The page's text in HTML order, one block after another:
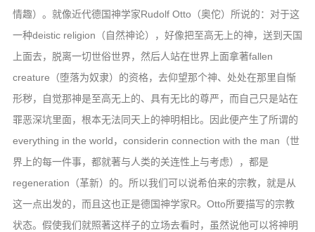
情趣）。就像近代德国神学家Rudolf Otto（奥佗）所说的：对于这
一种deistic religion（自然神论），好像把至高无上的神，送到天国
上面去，脱离一切世俗世界，然后人站在世界上面拿著fallen
creature（堕落为奴隶）的资格，去仰望那个神、处处在那里自惭
形秽，自觉那神是至高无上的、具有无比的尊严，而自己只是站在
罪恶深坑里面，根本无法同天上的神明相比。因此便产生了所谓的
everything in the world，considerin connection with the man（世
界上的每一件事，都就著与人类的关连性上与考虑），都是
regeneration（革新）的。所以我们可以说希伯来的宗教，就是从
这一点出发的，而且这也正是德国神学家R。Otto所要描写的宗教
状态。假使我们就照著这样子的立场去看时，虽然说他可以将神明